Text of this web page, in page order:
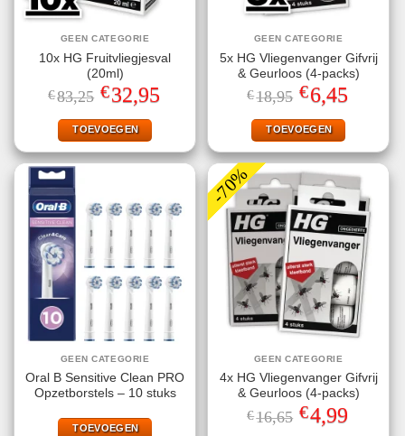
GEEN CATEGORIE
10x HG Fruitvliegjesval
(20ml)
€83,25 Oorspronkelijke
prijs
was:
€83,25.
€32,95prijs
TOEVOEGEN
GEEN CATEGORIE
5x HG Vliegenvanger Gifvrij
& Geurloos (4-packs)
€18,95 Oorspronkelijke
prijs
was:
€18,95.
€6,45prijs
TOEVOEGEN
GEEN CATEGORIE
Oral B Sensitive Clean PRO
Opzetborstels – 10 stuks
TOEVOEGEN
-70%
GEEN CATEGORIE
4x HG Vliegenvanger Gifvrij
& Geurloos (4-packs)
€16,65 Oorspronkelijke
prijs
€4,99Huidige
prijs